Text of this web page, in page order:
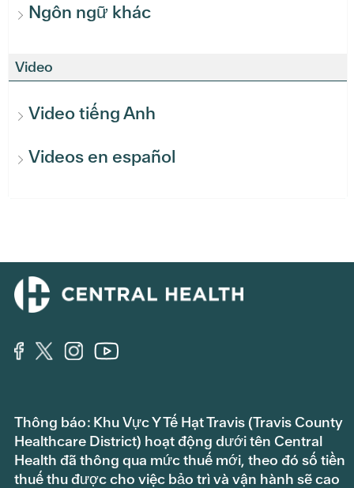
Ngôn ngữ khác
Video
Video tiếng Anh
Videos en español
Thông báo: Khu Vực Y Tế Hạt Travis (Travis County
Healthcare District) hoạt động dưới tên Central
Health đã thông qua mức thuế mới, theo đó số tiền
thuế thu được cho việc bảo trì và vận hành sẽ cao